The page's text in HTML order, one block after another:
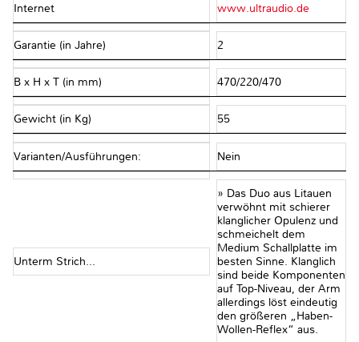
Internet www.ultraudio.de
Garantie (in Jahre) 2
B x H x T (in mm) 470/220/470
Gewicht (in Kg) 55
Varianten/Ausführungen: Nein
Unterm Strich...
» Das Duo aus Litauen
verwöhnt mit schierer
klanglicher Opulenz und
schmeichelt dem
Medium Schallplatte im
besten Sinne. Klanglich
sind beide Komponenten
auf Top-Niveau, der Arm
allerdings löst eindeutig
den größeren „Haben-
Wollen-Reflex“ aus.